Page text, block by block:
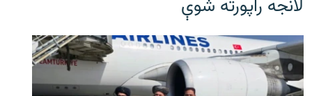
لانجه راپورته شوې